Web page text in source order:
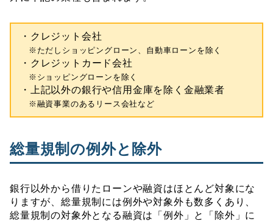
・クレジット会社
※ただしショッピングローン、自動車ローンを除く
・クレジットカード会社
※ショッピングローンを除く
・上記以外の銀行や信用金庫を除く金融業者
※融資事業のあるリース会社など
総量規制の例外と除外
銀行以外から借りたローンや融資はほとんど対象にな
りますが、総量規制には例外や対象外も数多くあり、
総量規制の対象外となる融資は「例外」と「除外」に